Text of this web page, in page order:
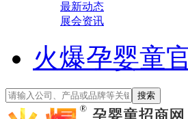
最新动态
展会资讯
火爆孕婴童